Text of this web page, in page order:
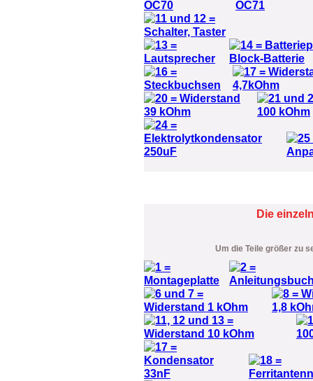
Die
Um die Teile größer zu